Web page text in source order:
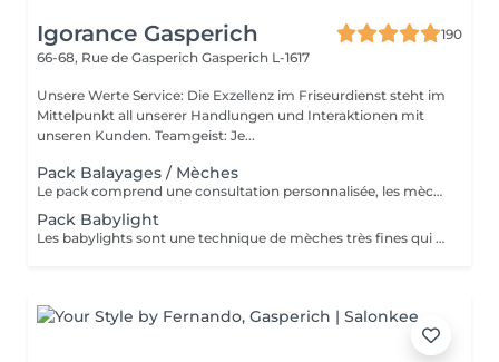
Igorance Gasperich
190
66-68, Rue de Gasperich Gasperich L-1617
Unsere Werte Service: Die Exzellenz im Friseurdienst steht im
Mittelpunkt all unserer Handlungen und Interaktionen mit
unseren Kunden. Teamgeist: Je...
Pack Balayages / Mèches
Le pack comprend une consultation personnalisée, les mèches avec les produits LOREAL PROFESSIONNEL, shampooing et conditionneur spécifiques REDKEN, le séchage et les produits de styling REDKEN. Option Coupe : la coupe IGORANCE, ( finition sur cheveux sec), le séchage et les produits de styling REDKEN. * Tarifs à titre indicatifs à confirmer après la consultation personnalisée établit auprès de votre coiffeur/stylist/spécialiste * La direction se réserve le droit d’apporter des modifications pour le bon fonctionnement du salon
Pack Babylight
Les babylights sont une technique de mèches très fines qui donne un résultat lumineux. Le pack comprend une consultation personnalisée, des babylights avec les produits LOREAL PROFESSIONNEL, shampooing et conditionneur spécifiques REDKEN, le séchage et les produits de styling REDKEN Option Coupe : la coupe IGORANCE, ( finition sur cheveux sec), le séchage et les produits de styling REDKEN. * Tarifs à titre indicatifs à confirmer après la consultation personnalisée établit auprès de votre coiffeur/stylist/spécialiste * La direction se réserve le droit d’apporter des modifications pour le bon fonctionnement du salon